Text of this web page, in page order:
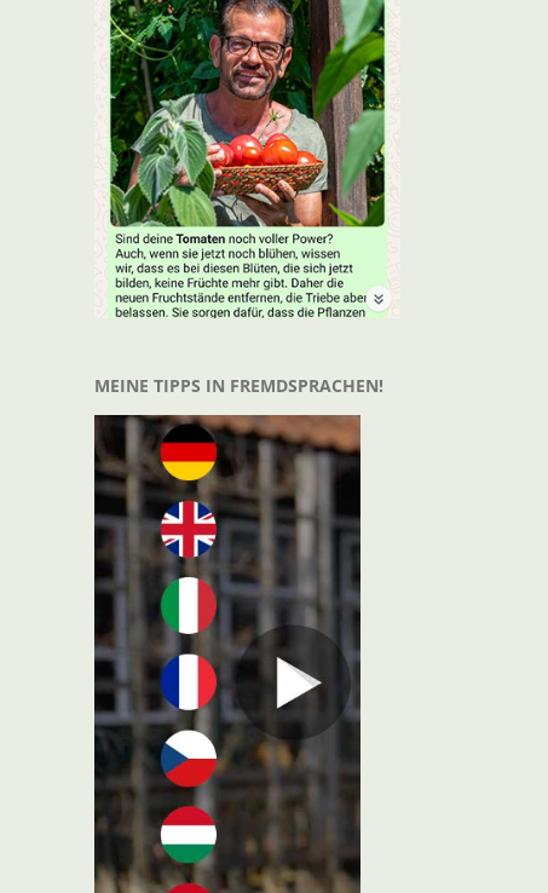
MEINE TIPPS IN FREMDSPRACHEN!